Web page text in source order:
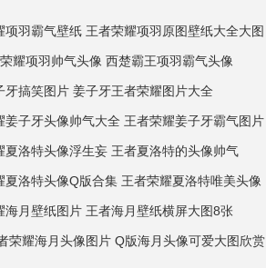
项羽霸气壁纸 王者荣耀项羽原图壁纸大全大图
耀项羽帅气头像 西楚霸王项羽霸气头像
牙搞笑图片 姜子牙王者荣耀图片大全
姜子牙头像帅气大全 王者荣耀姜子牙霸气图片
夏洛特头像浮生妄 王者夏洛特的头像帅气
夏洛特头像Q版合集 王者荣耀夏洛特唯美头像
海月壁纸图片 王者海月壁纸横屏大图8张
荣耀海月头像图片 Q版海月头像可爱大图欣赏